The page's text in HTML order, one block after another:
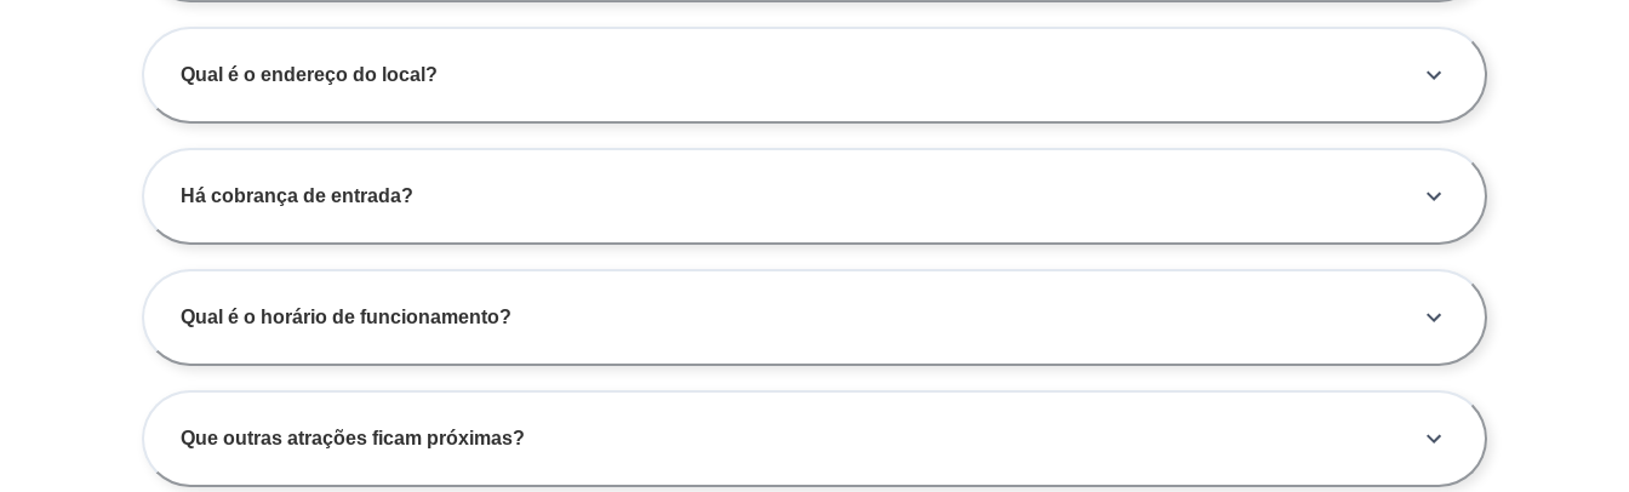
Qual é o endereço do local?
Há cobrança de entrada?
Qual é o horário de funcionamento?
Que outras atrações ficam próximas?